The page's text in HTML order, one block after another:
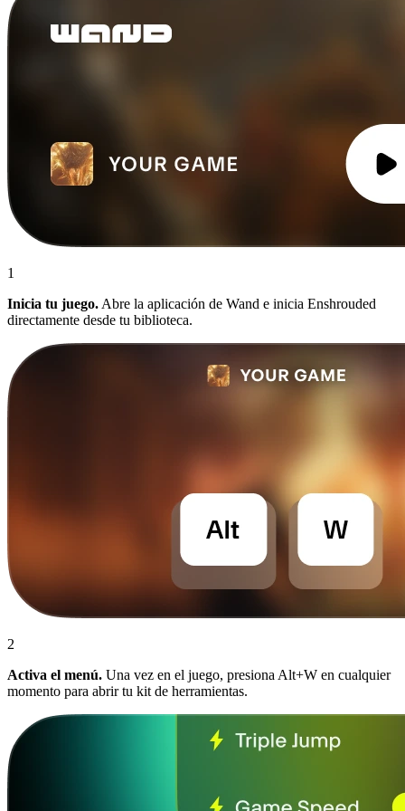
1
Inicia tu juego. Abre la aplicación de Wand e inicia Enshrouded
directamente desde tu biblioteca.
2
Activa el menú. Una vez en el juego, presiona Alt+W en cualquier
momento para abrir tu kit de herramientas.